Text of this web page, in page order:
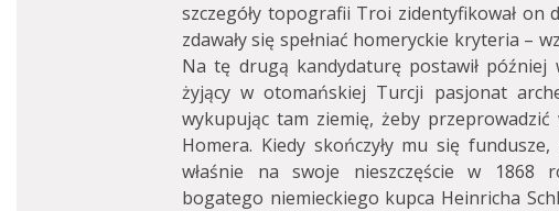
szczegóły topografii Troi zidentyfikował on
zdawały się spełniać homeryckie kryteria –
Na tę drugą kandydaturę postawił później
żyjący w otomańskiej Turcji pasjonat
wykupując tam ziemię, żeby
Homera. Kiedy skończyły mu się
właśnie na swoje nieszczęście w 1868
bogatego niemieckiego kupca Heinricha